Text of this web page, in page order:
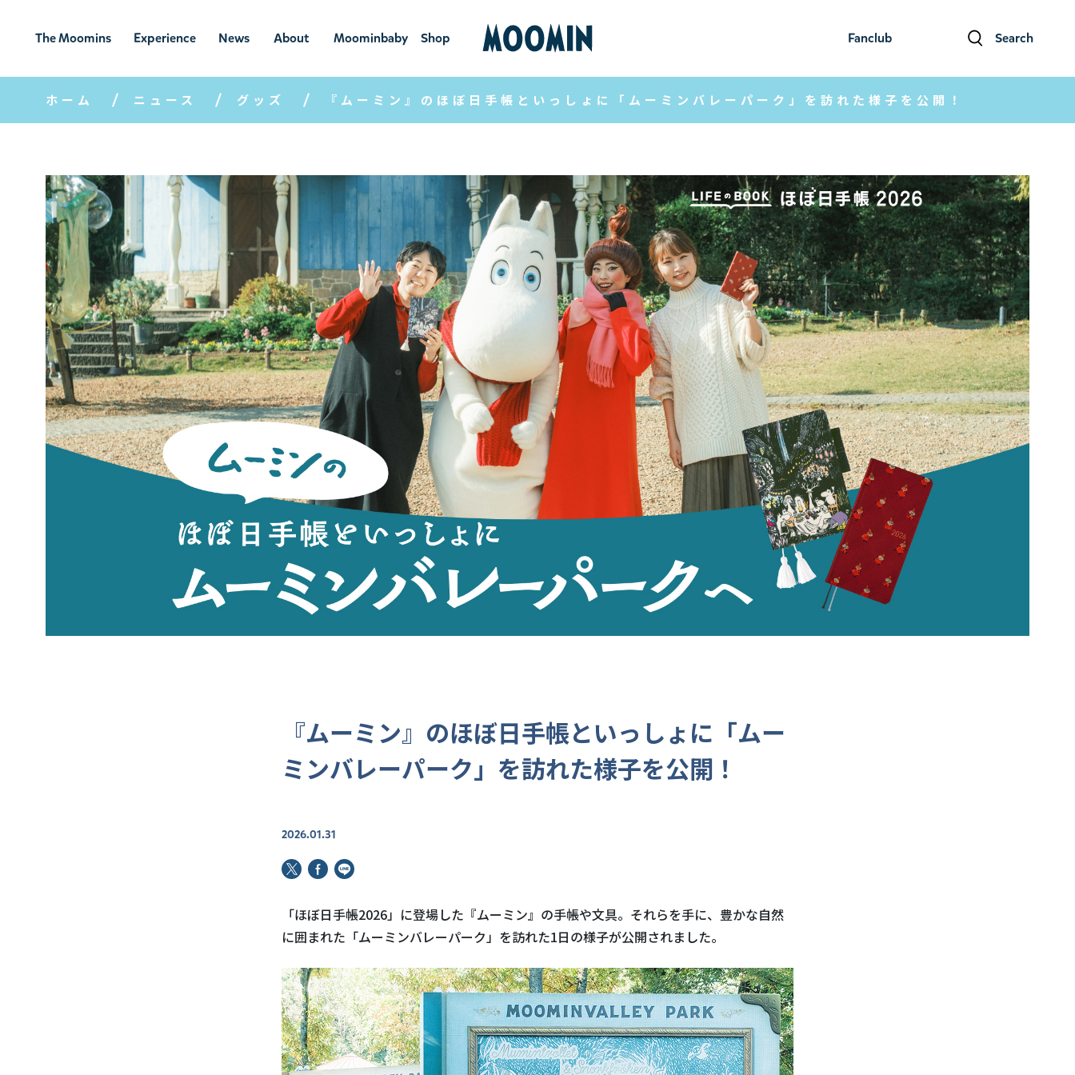
Fanclub Search
The Moomins
ムーミンの
世界
Experience
ムーミンの世
界を楽しむ
News
ニュ
ース
About
ムーミン
について
Moominbaby
ムーミンベ
ビー
Shop
ショ
ップ
ホーム ニュース グッズ 『ムーミン』のほぼ日手帳といっしょに「ムーミンバレーパーク」を訪れた様子を公開！
『ムーミン』のほぼ日手帳といっしょに「ムー
ミンバレーパーク」を訪れた様子を公開！
2026.01.31
「ほぼ日手帳2026」に登場した『ムーミン』の手帳や文具。それらを手に、豊かな自然
に囲まれた「ムーミンバレーパーク」を訪れた1日の様子が公開されました。